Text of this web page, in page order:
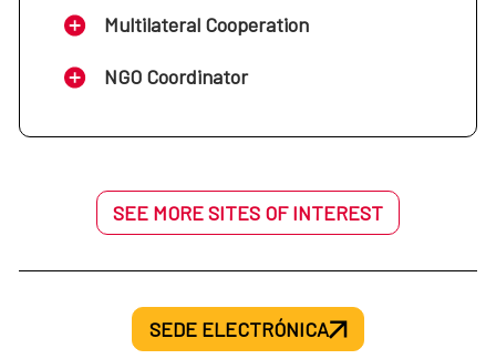
Multilateral Cooperation
NGO Coordinator
SEE MORE SITES OF INTEREST
SEDE ELECTRÓNICA